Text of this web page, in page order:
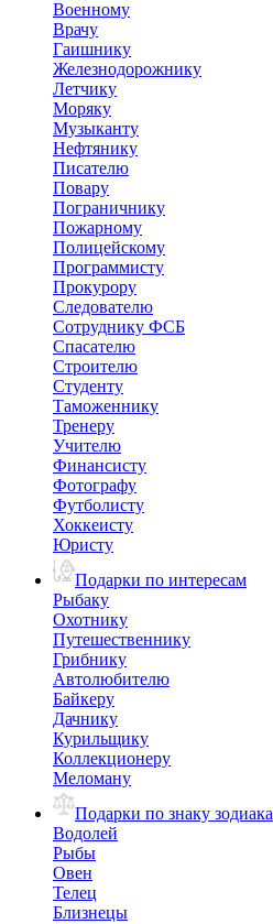
Военному
Врачу
Гаишнику
Железнодорожнику
Летчику
Моряку
Музыканту
Нефтянику
Писателю
Повару
Пограничнику
Пожарному
Полицейскому
Программисту
Прокурору
Следователю
Сотруднику ФСБ
Спасателю
Строителю
Студенту
Таможеннику
Тренеру
Учителю
Финансисту
Фотографу
Футболисту
Хоккеисту
Юристу
Подарки по интересам
Рыбаку
Охотнику
Путешественнику
Грибнику
Автолюбителю
Байкеру
Дачнику
Курильщику
Коллекционеру
Меломану
Подарки по знаку зодиака
Водолей
Рыбы
Овен
Телец
Близнецы